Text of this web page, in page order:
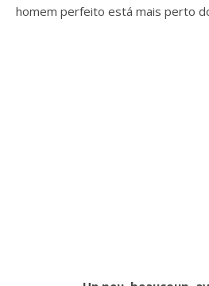
homem perfeito está mais perto